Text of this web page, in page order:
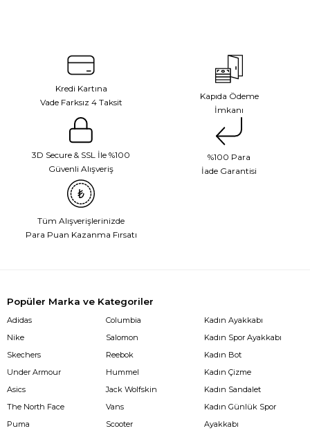
Kredi Kartına
Vade Farksız 4 Taksit
Kapıda Ödeme
İmkanı
3D Secure & SSL İle %100
Güvenli Alışveriş
%100 Para
İade Garantisi
Tüm Alışverişlerinizde
Para Puan Kazanma Fırsatı
Popüler Marka ve Kategoriler
Adidas
Nike
Skechers
Under Armour
Asics
The North Face
Puma
Columbia
Salomon
Reebok
Hummel
Jack Wolfskin
Vans
Scooter
Kadın Ayakkabı
Kadın Spor Ayakkabı
Kadın Bot
Kadın Çizme
Kadın Sandalet
Kadın Günlük Spor
Ayakkabı